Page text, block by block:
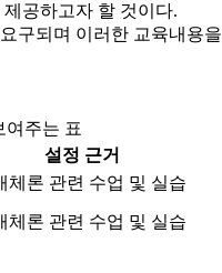
공하고자 할 것이다.
구되며 이러한 교육내용
여주는 표
설정 근거
체론 관련 수업 및 실습
체론 관련 수업 및 실습